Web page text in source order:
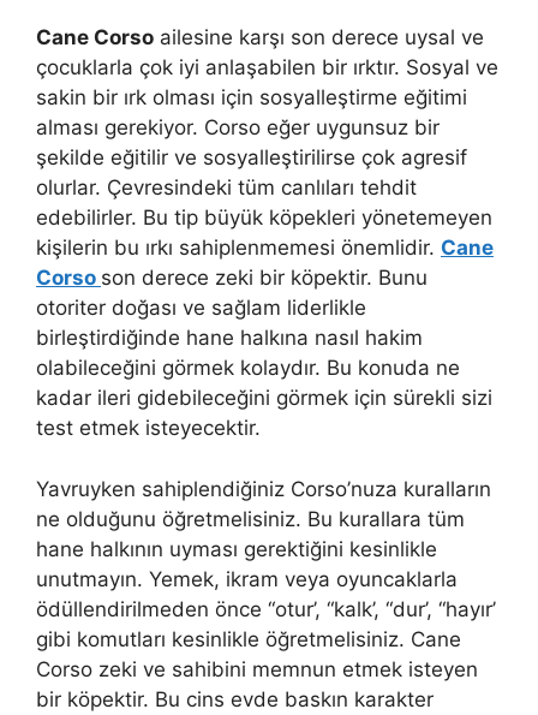
Cane Corso ailesine karşı son derece uysal ve
çocuklarla çok iyi anlaşabilen bir ırktır. Sosyal ve
sakin bir ırk olması için sosyalleştirme eğitimi
alması gerekiyor. Corso eğer uygunsuz bir
şekilde eğitilir ve sosyalleştirilirse çok agresif
olurlar. Çevresindeki tüm canlıları tehdit
edebilirler. Bu tip büyük köpekleri yönetemeyen
kişilerin bu ırkı sahiplenmemesi önemlidir. Cane
Corso son derece zeki bir köpektir. Bunu
otoriter doğası ve sağlam liderlikle
birleştirdiğinde hane halkına nasıl hakim
olabileceğini görmek kolaydır. Bu konuda ne
kadar ileri gidebileceğini görmek için sürekli sizi
test etmek isteyecektir.
Yavruyken sahiplendiğiniz Corso’nuza kuralların
ne olduğunu öğretmelisiniz. Bu kurallara tüm
hane halkının uyması gerektiğini kesinlikle
unutmayın. Yemek, ikram veya oyuncaklarla
ödüllendirilmeden önce “otur’, “kalk’, “dur’, “hayır’
gibi komutları kesinlikle öğretmelisiniz. Cane
Corso zeki ve sahibini memnun etmek isteyen
bir köpektir. Bu cins evde baskın karakter